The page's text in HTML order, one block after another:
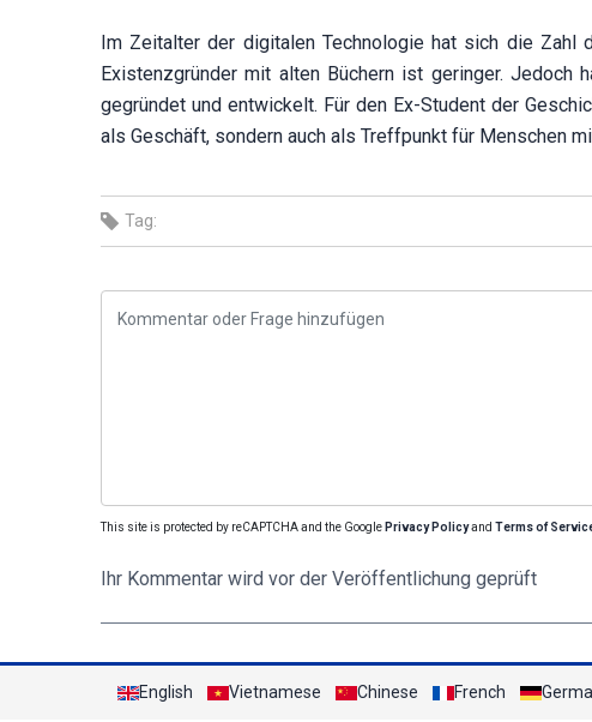
Im Zeitalter der digitalen Technologie hat sich die Zahl
Existenzgründer mit alten Büchern ist geringer. Jedoch
gegründet und entwickelt. Für den Ex-Student der
als Geschäft, sondern auch als Treffpunkt für Menschen
Tag:
This site is protected by reCAPTCHA and the Google Privacy Policyand Terms of
Ihr Kommentar wird vor der Veröffentlichung geprüft
English Vietnamese Chinese French